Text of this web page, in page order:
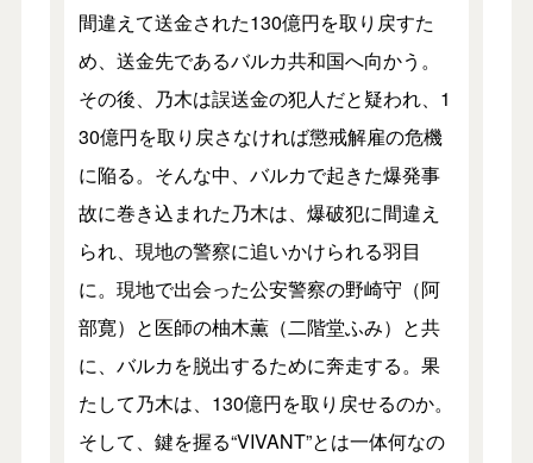
間違えて送金された130億円を取り戻すた
め、送金先であるバルカ共和国へ向かう。
その後、乃木は誤送金の犯人だと疑われ、1
30億円を取り戻さなければ懲戒解雇の危機
に陥る。そんな中、バルカで起きた爆発事
故に巻き込まれた乃木は、爆破犯に間違え
られ、現地の警察に追いかけられる羽目
に。現地で出会った公安警察の野崎守（阿
部寛）と医師の柚木薫（二階堂ふみ）と共
に、バルカを脱出するために奔走する。果
たして乃木は、130億円を取り戻せるのか。
そして、鍵を握る“VIVANT”とは一体何なの